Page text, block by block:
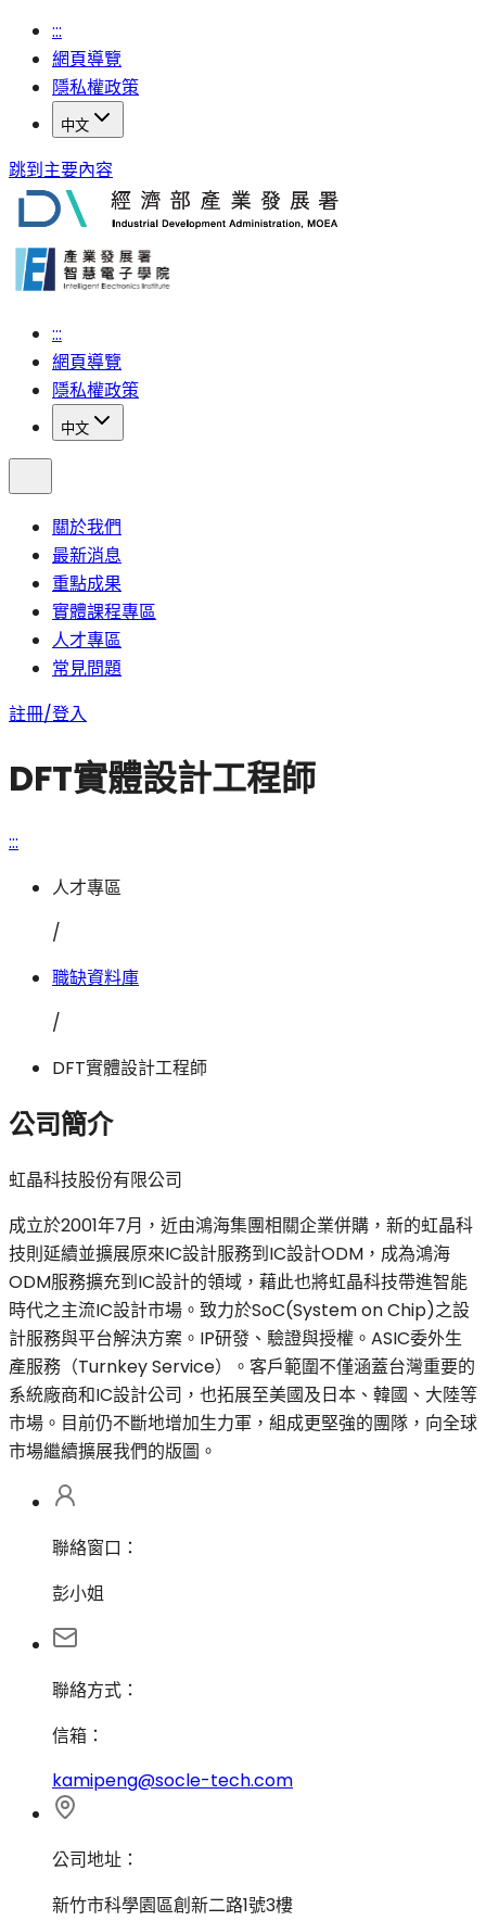
:::
網頁導覽
隱私權政策
中文
跳到主要內容
:::
網頁導覽
隱私權政策
中文
關於我們
最新消息
重點成果
實體課程專區
人才專區
常見問題
註冊/登入
DFT實體設計工程師
:::
人才專區
/
職缺資料庫
/
DFT實體設計工程師
公司簡介
虹晶科技股份有限公司
成立於2001年7月，近由鴻海集團相關企業併購，新的虹晶科
技則延續並擴展原來IC設計服務到IC設計ODM，成為鴻海
ODM服務擴充到IC設計的領域，藉此也將虹晶科技帶進智能
時代之主流IC設計市場。致力於SoC(System on Chip)之設
計服務與平台解決方案。IP研發、驗證與授權。ASIC委外生
產服務（Turnkey Service）。客戶範圍不僅涵蓋台灣重要的
系統廠商和IC設計公司，也拓展至美國及日本、韓國、大陸等
市場。目前仍不斷地增加生力軍，組成更堅強的團隊，向全球
市場繼續擴展我們的版圖。
聯絡窗口：
彭小姐
聯絡方式：
信箱：
kamipeng@socle-tech.com
公司地址：
新竹市科學園區創新二路1號3樓